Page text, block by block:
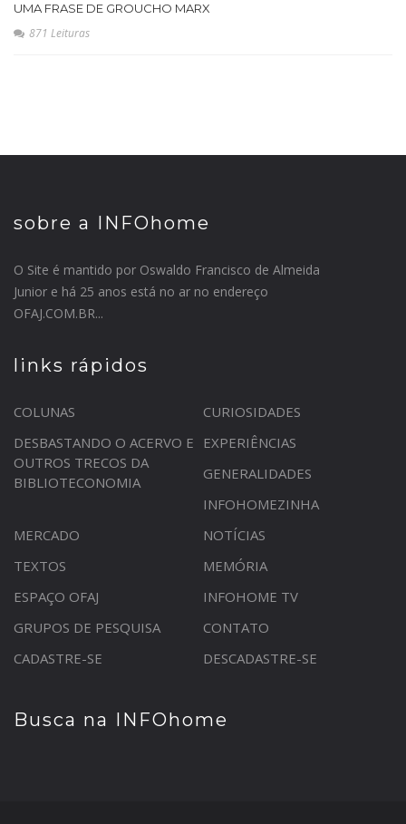
UMA FRASE DE GROUCHO MARX
871 Leituras
sobre a INFOhome
O Site é mantido por Oswaldo Francisco de Almeida
Junior e há 25 anos está no ar no endereço
OFAJ.COM.BR...
links rápidos
COLUNAS
CURIOSIDADES
DESBASTANDO O ACERVO E
OUTROS TRECOS DA
BIBLIOTECONOMIA
EXPERIÊNCIAS
GENERALIDADES
INFOHOMEZINHA
MERCADO
NOTÍCIAS
TEXTOS
MEMÓRIA
ESPAÇO OFAJ
INFOHOME TV
GRUPOS DE PESQUISA
CONTATO
CADASTRE-SE
DESCADASTRE-SE
Busca na INFOhome